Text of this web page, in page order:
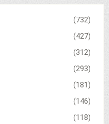
(732)
(427)
(312)
(293)
(181)
(146)
(118)